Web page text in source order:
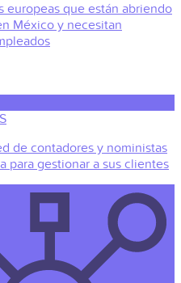
europeas que están abriendo
México y necesitan
de contadores y noministas
para gestionar a sus clientes